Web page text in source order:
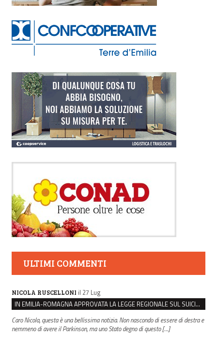
ULTIMI COMMENTI
NICOLA RUSCELLONI il 27 Lug
IN EMILIA-ROMAGNA APPROVATA LA LEGGE REGIONALE SUL SUICIDIO MEDICALMENTE ASSISTITO
Caro Nicola, questa è una bellissima notizia. Non nascondo di essere di destra e
nemmeno di avere il Parkinson, ma uno Stato degno di questo […]